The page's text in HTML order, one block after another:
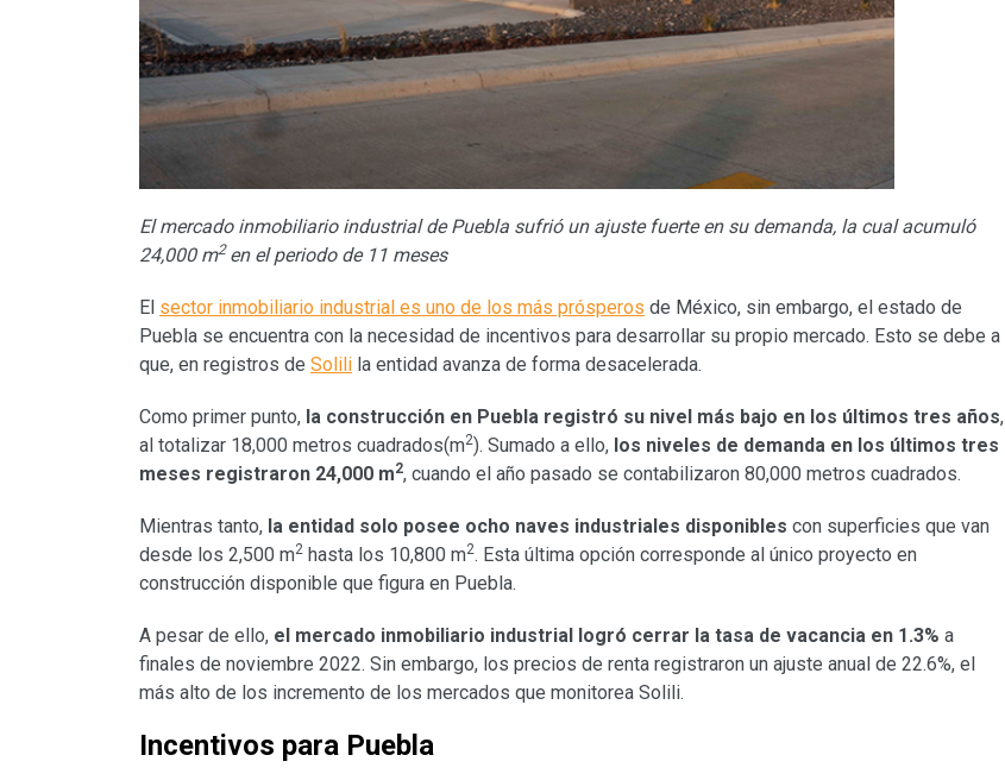
El mercado inmobiliario industrial de Puebla sufrió un ajuste fuerte en su demanda, la cual acumuló
24,000 m2 en el periodo de 11 meses
El sector inmobiliario industrial es uno de los más prósperos de México, sin embargo, el estado de
Puebla se encuentra con la necesidad de incentivos para desarrollar su propio mercado. Esto se debe a
que, en registros de Solili la entidad avanza de forma desacelerada.
Como primer punto, la construcción en Puebla registró su nivel más bajo en los últimos tres años,
al totalizar 18,000 metros cuadrados(m2). Sumado a ello, los niveles de demanda en los últimos tres
meses registraron 24,000 m2, cuando el año pasado se contabilizaron 80,000 metros cuadrados.
Mientras tanto, la entidad solo posee ocho naves industriales disponibles con superficies que van
desde los 2,500 m2 hasta los 10,800 m2. Esta última opción corresponde al único proyecto en
construcción disponible que figura en Puebla.
A pesar de ello, el mercado inmobiliario industrial logró cerrar la tasa de vacancia en 1.3% a
finales de noviembre 2022. Sin embargo, los precios de renta registraron un ajuste anual de 22.6%, el
más alto de los incremento de los mercados que monitorea Solili.
Incentivos para Puebla